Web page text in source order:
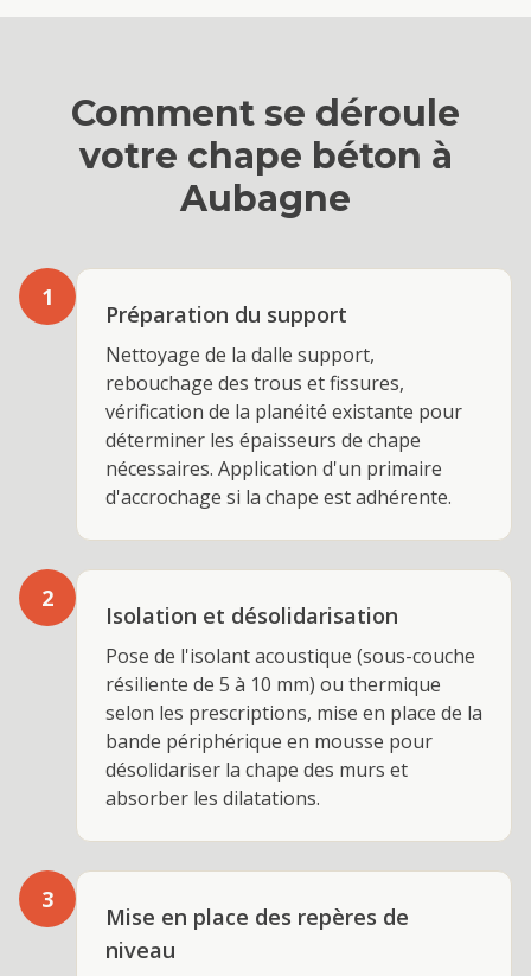
Comment se déroule
votre chape béton à
Aubagne
1
Préparation du support
Nettoyage de la dalle support,
rebouchage des trous et fissures,
vérification de la planéité existante pour
déterminer les épaisseurs de chape
nécessaires. Application d'un primaire
d'accrochage si la chape est adhérente.
2
Isolation et désolidarisation
Pose de l'isolant acoustique (sous-couche
résiliente de 5 à 10 mm) ou thermique
selon les prescriptions, mise en place de la
bande périphérique en mousse pour
désolidariser la chape des murs et
absorber les dilatations.
3
Mise en place des repères de
niveau